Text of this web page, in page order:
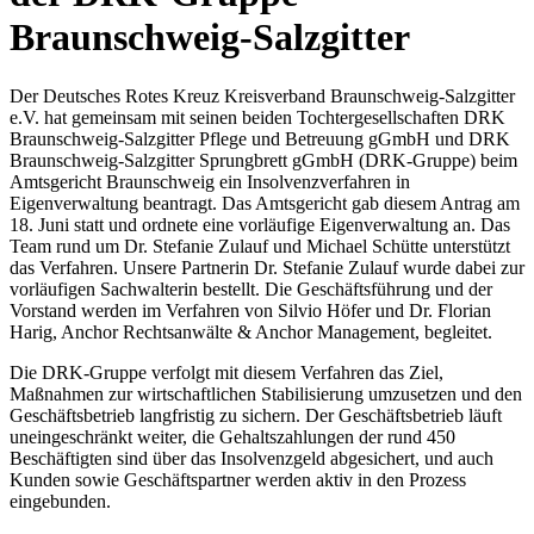
Braunschweig-Salzgitter
Der Deutsches Rotes Kreuz Kreisverband Braunschweig-Salzgitter
e.V. hat gemeinsam mit seinen beiden Tochtergesellschaften DRK
Braunschweig-Salzgitter Pflege und Betreuung gGmbH und DRK
Braunschweig-Salzgitter Sprungbrett gGmbH (DRK-Gruppe) beim
Amtsgericht Braunschweig ein Insolvenzverfahren in
Eigenverwaltung beantragt. Das Amtsgericht gab diesem Antrag am
18. Juni statt und ordnete eine vorläufige Eigenverwaltung an. Das
Team rund um Dr. Stefanie Zulauf und Michael Schütte unterstützt
das Verfahren. Unsere Partnerin Dr. Stefanie Zulauf wurde dabei zur
vorläufigen Sachwalterin bestellt. Die Geschäftsführung und der
Vorstand werden im Verfahren von Silvio Höfer und Dr. Florian
Harig, Anchor Rechtsanwälte & Anchor Management, begleitet.
Die DRK-Gruppe verfolgt mit diesem Verfahren das Ziel,
Maßnahmen zur wirtschaftlichen Stabilisierung umzusetzen und den
Geschäftsbetrieb langfristig zu sichern. Der Geschäftsbetrieb läuft
uneingeschränkt weiter, die Gehaltszahlungen der rund 450
Beschäftigten sind über das Insolvenzgeld abgesichert, und auch
Kunden sowie Geschäftspartner werden aktiv in den Prozess
eingebunden.